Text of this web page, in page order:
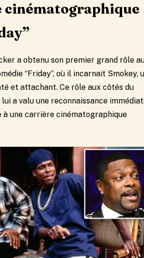
cinématographique
a obtenu son premier grand rôle
“Friday”, où il incarnait Smokey,
et attachant. Ce rôle aux côtés du
a valu une reconnaissance
à une carrière cinématographique